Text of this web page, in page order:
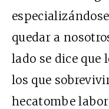
quedar a
lado se dice que
los que
hecatombe